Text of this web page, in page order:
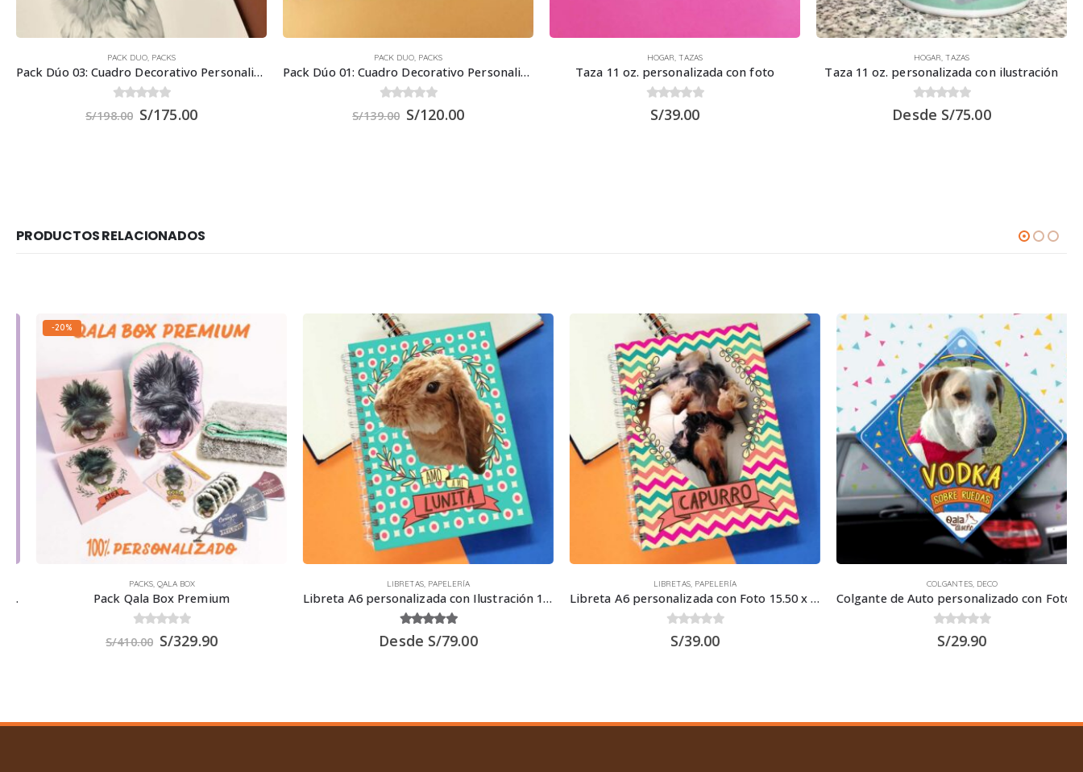
PACK DUO, PACKS
Pack Dúo 03: Cuadro Decorativo Personalizado 60×40 cm + Taza 11 oz.
out of 5
S/198.00 S/175.00
PACK DUO, PACKS
Pack Dúo 01: Cuadro Decorativo Personalizado 30×30 cm + Taza 11 oz.
out of 5
S/139.00 S/120.00
HOGAR, TAZAS
Taza 11 oz. personalizada con foto
out of 5
S/39.00
HOGAR, TAZAS
Taza 11 oz. personalizada con ilustración
out of 5
Desde S/75.00
PRODUCTOS RELACIONADOS
-20%
PACKS,QALA BOX
Pack Qala Box Premium
410.00 S/ 329.90
LIBRETAS,PAPELERÍA
Libreta A6 personalizada con Ilustración 15.50 x 11.50 cm
5.00 out of 5
Desde S/79.00
LIBRETAS,PAPELERÍA
Libreta A6 personalizada con Foto 15.50 x 11.50 cm
out of 539.00
COLGANTES,DECO
Colgante de Auto personalizado con Foto 15×15 cm.
out of 529.90